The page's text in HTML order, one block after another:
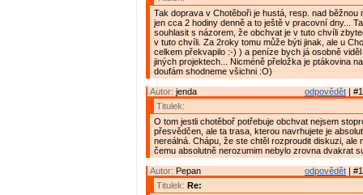
Tak doprava v Chotěboři je hustá, resp. nad běžnou
jen cca 2 hodiny denně a to ještě v pracovní dny...
souhlasit s názorem, že obchvat je v tuto chvíli
v tuto chvíli. Za 2roky tomu může býti jinak, ale u
celkem překvapilo :-) ) a peníze bych já osobně
jiných projektech... Nicméně přeložka je ptákovina
doufám shodneme všichni :O)
odpovědět |
Autor: jenda
Titulek:
O tom jestli chotěboř potřebuje obchvat nejsem
přesvědčen, ale ta trasa, kterou navrhujete je
nereálná. Chápu, že ste chtěl rozproudit diskuzi, ale
čemu absolutně nerozumim nebylo zrovna dvakrat
odpovědět |
Autor: Pepan
Titulek: Re: